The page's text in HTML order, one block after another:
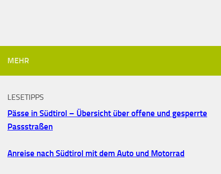
MEHR
LESETIPPS
Pässe in Südtirol – Übersicht über offene und gesperrte
Passstraßen
Anreise nach Südtirol mit dem Auto und Motorrad